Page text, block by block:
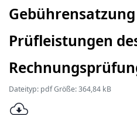
Prüfleistungen
Dateityp: pdf Größe: 364,84 kB